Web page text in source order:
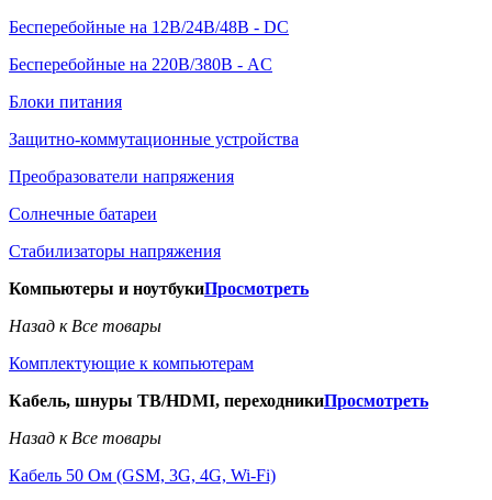
Бесперебойные на 12В/24В/48В - DC
Бесперебойные на 220В/380В - AC
Блоки питания
Защитно-коммутационные устройства
Преобразователи напряжения
Солнечные батареи
Стабилизаторы напряжения
Компьютеры и ноутбукиПросмотреть
Назад к Все товары
Комплектующие к компьютерам
Кабель, шнуры ТВ/HDMI, переходникиПросмотреть
Назад к Все товары
Кабель 50 Ом (GSM, 3G, 4G, Wi-Fi)